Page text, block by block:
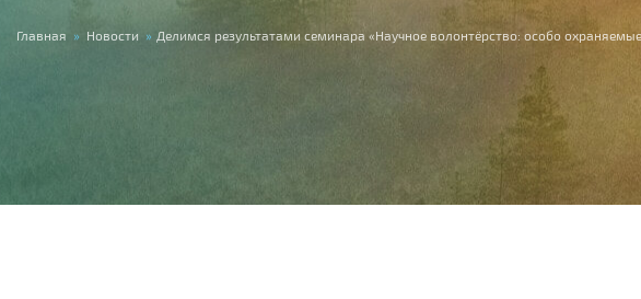
Главная » Новости » Делимся результатами семинара «Научное волонтёрство: особо